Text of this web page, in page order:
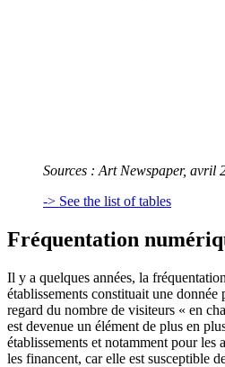
Sources : Art Newspaper, avril
-> See the list of tables
Fréquentation
Il y a quelques années, la
établissements constituait une donnée
regard du nombre de visiteurs « en
est devenue un élément de plus en
établissements et notamment pour les
les financent, car elle est susceptible